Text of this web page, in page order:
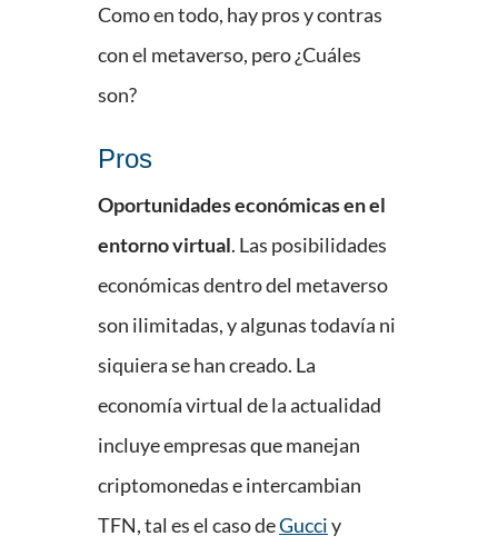
Como en todo, hay pros y contras
con el metaverso, pero ¿Cuáles
son?
Pros
Oportunidades económicas en el
entorno virtual. Las posibilidades
económicas dentro del metaverso
son ilimitadas, y algunas todavía ni
siquiera se han creado. La
economía virtual de la actualidad
incluye empresas que manejan
criptomonedas e intercambian
TFN, tal es el caso deGucciy